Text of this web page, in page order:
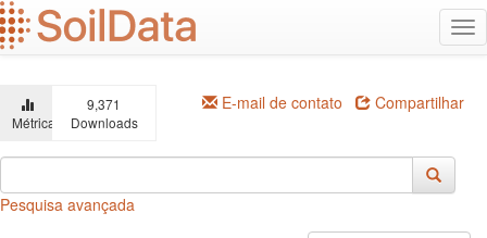
Ir
para
o
principal
Métricas
9,371
Downloads
E-mail de contato Compartilhar
Pesquisa avançada